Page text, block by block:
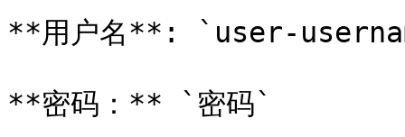
**用户名**: `user-
**密码：** `密码`